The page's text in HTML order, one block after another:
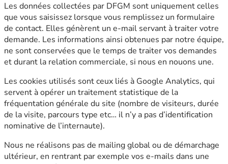
Les données collectées par DFGM sont uniquement celles
que vous saisissez lorsque vous remplissez un formulaire
de contact. Elles génèrent un e-mail servant à traiter votre
demande. Les informations ainsi obtenues par notre équipe,
ne sont conservées que le temps de traiter vos demandes
et durant la relation commerciale, si nous en nouons une.
Les cookies utilisés sont ceux liés à Google Analytics, qui
servent à opérer un traitement statistique de la
fréquentation générale du site (nombre de visiteurs, durée
de la visite, parcours type etc… il n’y a pas d’identification
nominative de l’internaute).
Nous ne réalisons pas de mailing global ou de démarchage
ultérieur, en rentrant par exemple vos e-mails dans une